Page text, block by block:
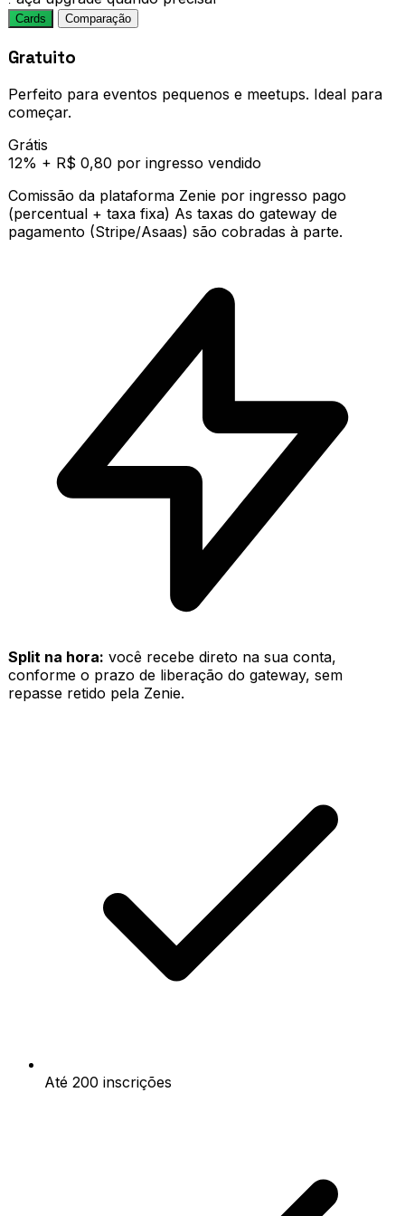
Cards Comparação
Gratuito
Perfeito para eventos pequenos e meetups. Ideal para
começar.
Grátis
12% + R$ 0,80 por ingresso vendido
Comissão da plataforma Zenie por ingresso pago
(percentual + taxa fixa) As taxas do gateway de
pagamento (Stripe/Asaas) são cobradas à parte.
Split na hora: você recebe direto na sua conta,
conforme o prazo de liberação do gateway, sem
repasse retido pela Zenie.
Até 200 inscrições